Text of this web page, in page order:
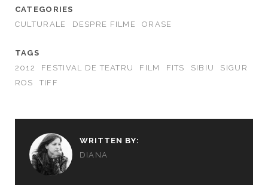
CATEGORIES
CULTURALE
DESPRE FILME ORASE
TAGS
2012
FESTIVAL DE TEATRU FILM FITS SIBIU
SIGUR
ROS
TIFF
WRITTEN BY:
DIANA